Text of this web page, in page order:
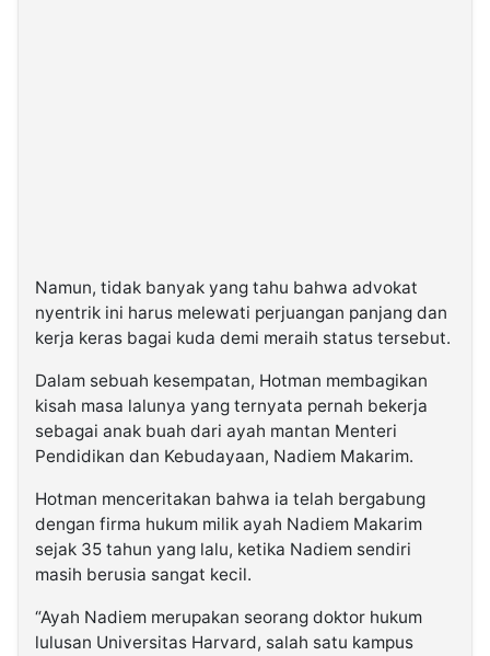
Namun, tidak banyak yang tahu bahwa advokat
nyentrik ini harus melewati perjuangan panjang dan
kerja keras bagai kuda demi meraih status tersebut.
Dalam sebuah kesempatan, Hotman membagikan
kisah masa lalunya yang ternyata pernah bekerja
sebagai anak buah dari ayah mantan Menteri
Pendidikan dan Kebudayaan, Nadiem Makarim.
Hotman menceritakan bahwa ia telah bergabung
dengan firma hukum milik ayah Nadiem Makarim
sejak 35 tahun yang lalu, ketika Nadiem sendiri
masih berusia sangat kecil.
“Ayah Nadiem merupakan seorang doktor hukum
lulusan Universitas Harvard, salah satu kampus